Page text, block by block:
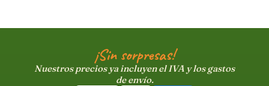
¡Sin sorpresas!
Nuestros precios ya incluyen el IVA y los gastos
de envío.